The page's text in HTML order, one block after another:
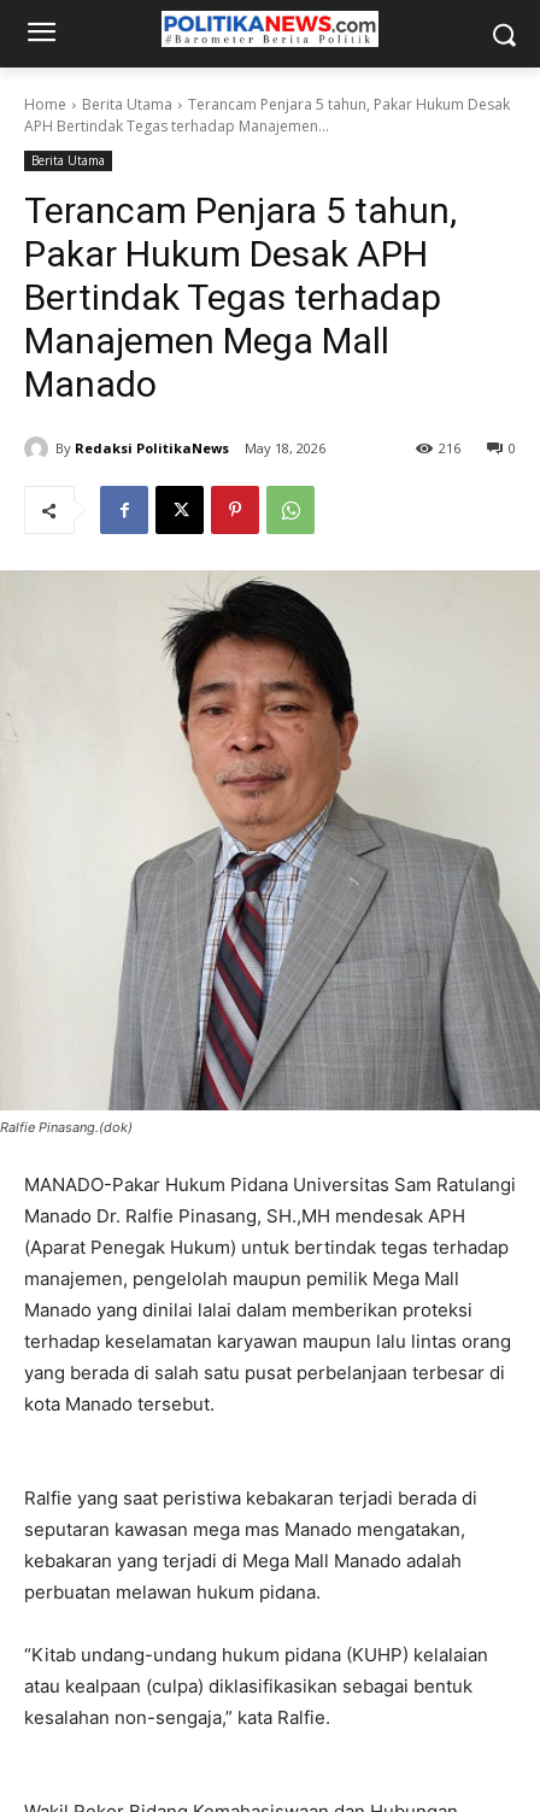
Home Berita Utama
Terancam Penjara 5 tahun, Pakar Hukum Desak
APH Bertindak Tegas terhadap Manajemen...
Berita Utama
Terancam Penjara 5 tahun,
Pakar Hukum Desak APH
Bertindak Tegas terhadap
Manajemen Mega Mall
Manado
By Redaksi PolitikaNews May 18, 2026 0
216
Ralfie Pinasang.(dok)
MANADO-Pakar Hukum Pidana Universitas Sam Ratulangi
Manado Dr. Ralfie Pinasang, SH.,MH mendesak APH
(Aparat Penegak Hukum) untuk bertindak tegas terhadap
manajemen, pengelolah maupun pemilik Mega Mall
Manado yang dinilai lalai dalam memberikan proteksi
terhadap keselamatan karyawan maupun lalu lintas orang
yang berada di salah satu pusat perbelanjaan terbesar di
kota Manado tersebut.
Ralfie yang saat peristiwa kebakaran terjadi berada di
seputaran kawasan mega mas Manado mengatakan,
kebakaran yang terjadi di Mega Mall Manado adalah
perbuatan melawan hukum pidana.
“Kitab undang-undang hukum pidana (KUHP) kelalaian
atau kealpaan (culpa) diklasifikasikan sebagai bentuk
kesalahan non-sengaja,” kata Ralfie.